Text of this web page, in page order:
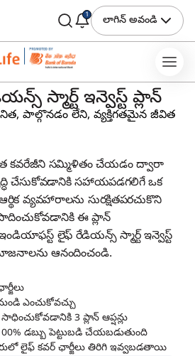
1 లాగిన్ అవండి
స్మార్ట్ ఇన్వెస్ట్ ప్లాన్
పాల్గొనడం లేని, వ్యక్తిగతమైన జీవిత
కవరేజీని సమ్మిళితం చేయడం ద్వారా
చేసుకోవడానికి సహాయపడగలిగే ఒక
వ్యవహారాలను సురక్షితపరచుకొని
ఈ ప్లాన్
లైఫ్ రేడియన్స్ స్మార్ట్ ఇన్వెస్ట్
ఆనందించండి.
ఎంచుకోవచ్చు
3 ప్లాన్ ఆప్షన్లు
డబ్బు పెట్టుబడి చేయబడుతుంది
లైఫ్ కవర్ ఛార్జీలు తిరిగి ఇవ్వబడతాయి